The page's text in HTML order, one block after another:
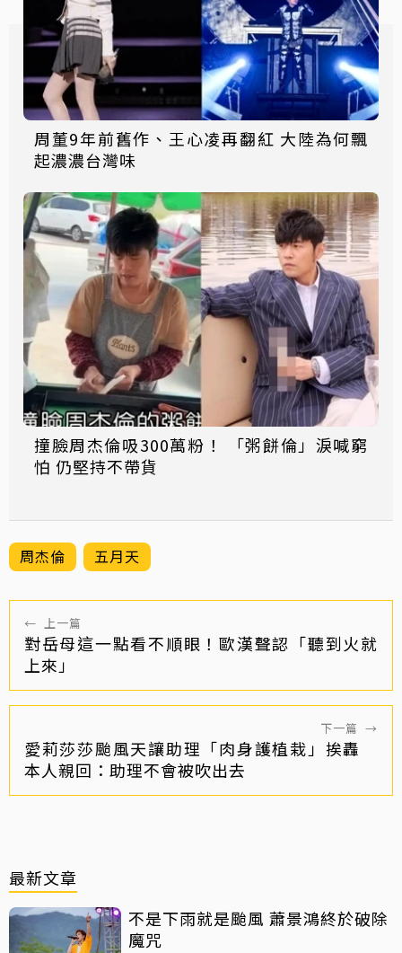
周董9年前舊作、王心凌再翻紅 大陸為何飄
起濃濃台灣味
撞臉周杰倫吸300萬粉！ 「粥餅倫」淚喊窮
怕 仍堅持不帶貨
周杰倫 五月天
← 上一篇
對岳母這一點看不順眼！歐漢聲認「聽到火就
上來」
下一篇 →
愛莉莎莎颱風天讓助理「肉身護植栽」挨轟
本人親回：助理不會被吹出去
最新文章
不是下雨就是颱風 蕭景鴻終於破除
魔咒